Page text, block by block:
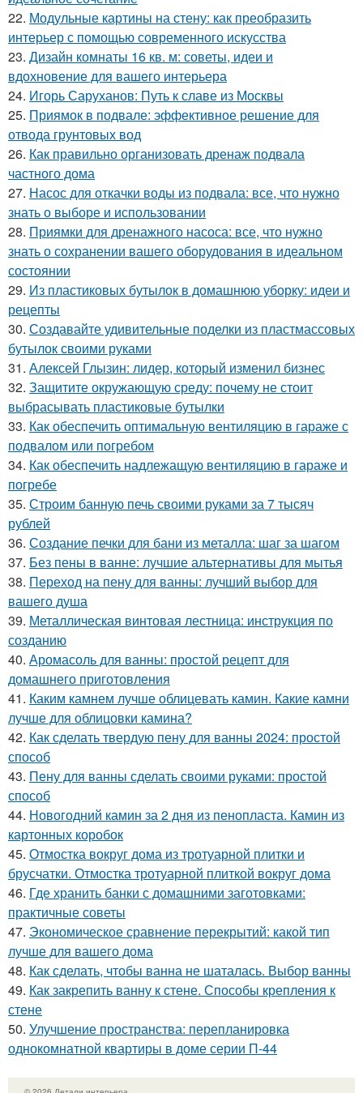
22. Модульные картины на стену: как преобразить
интерьер с помощью современного искусства
23. Дизайн комнаты 16 кв. м: советы, идеи и
вдохновение для вашего интерьера
24. Игорь Саруханов: Путь к славе из Москвы
25. Приямок в подвале: эффективное решение для
отвода грунтовых вод
26. Как правильно организовать дренаж подвала
частного дома
27. Насос для откачки воды из подвала: все, что нужно
знать о выборе и использовании
28. Приямки для дренажного насоса: все, что нужно
знать о сохранении вашего оборудования в идеальном
состоянии
29. Из пластиковых бутылок в домашнюю уборку: идеи и
рецепты
30. Создавайте удивительные поделки из пластмассовых
бутылок своими руками
31. Алексей Глызин: лидер, который изменил бизнес
32. Защитите окружающую среду: почему не стоит
выбрасывать пластиковые бутылки
33. Как обеспечить оптимальную вентиляцию в гараже с
подвалом или погребом
34. Как обеспечить надлежащую вентиляцию в гараже и
погребе
35. Строим банную печь своими руками за 7 тысяч
рублей
36. Создание печки для бани из металла: шаг за шагом
37. Без пены в ванне: лучшие альтернативы для мытья
38. Переход на пену для ванны: лучший выбор для
вашего душа
39. Металлическая винтовая лестница: инструкция по
созданию
40. Аромасоль для ванны: простой рецепт для
домашнего приготовления
41. Каким камнем лучше облицевать камин. Какие камни
лучше для облицовки камина?
42. Как сделать твердую пену для ванны 2024: простой
способ
43. Пену для ванны сделать своими руками: простой
способ
44. Новогодний камин за 2 дня из пенопласта. Камин из
картонных коробок
45. Отмостка вокруг дома из тротуарной плитки и
брусчатки. Отмостка тротуарной плиткой вокруг дома
46. Где хранить банки с домашними заготовками:
практичные советы
47. Экономическое сравнение перекрытий: какой тип
лучше для вашего дома
48. Как сделать, чтобы ванна не шаталась. Выбор ванны
49. Как закрепить ванну к стене. Способы крепления к
стене
50. Улучшение пространства: перепланировка
однокомнатной квартиры в доме серии П-44